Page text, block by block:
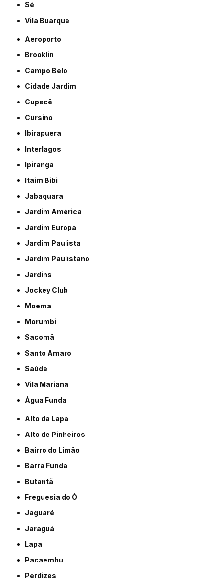
Sé
Vila Buarque
Aeroporto
Brooklin
Campo Belo
Cidade Jardim
Cupecê
Cursino
Ibirapuera
Interlagos
Ipiranga
Itaim Bibi
Jabaquara
Jardim América
Jardim Europa
Jardim Paulista
Jardim Paulistano
Jardins
Jockey Club
Moema
Morumbi
Sacomã
Santo Amaro
Saúde
Vila Mariana
Água Funda
Alto da Lapa
Alto de Pinheiros
Bairro do Limão
Barra Funda
Butantã
Freguesia do Ó
Jaguaré
Jaraguá
Lapa
Pacaembu
Perdizes